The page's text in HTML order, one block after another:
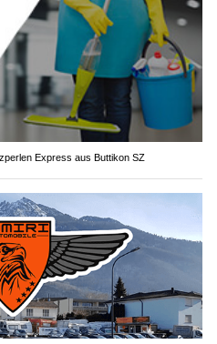
Express aus Buttikon SZ